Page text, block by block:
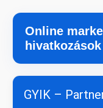
Online
hivatkozások
GYIK –